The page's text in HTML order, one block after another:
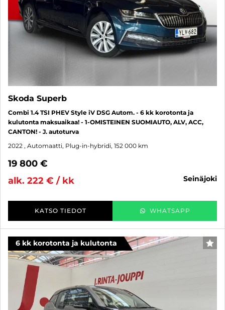
Skoda Superb
Combi 1.4 TSI PHEV Style iV DSG Autom. - 6 kk korotonta ja
kulutonta maksuaikaa! - 1-OMISTEINEN SUOMIAUTO, ALV, ACC,
CANTON! - J. autoturva
2022 , Automaatti, Plug-in-hybridi, 152 000 km
19 800 €
alk. 222 € / kk
seinäjoki
KATSO TIEDOT WHATSAPP
6 kk korotonta ja kulutonta